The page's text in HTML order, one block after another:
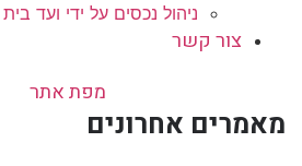
ניהול נכסים על ידי ועד בית
צור קשר
מפת אתר
מאמרים אחרונים